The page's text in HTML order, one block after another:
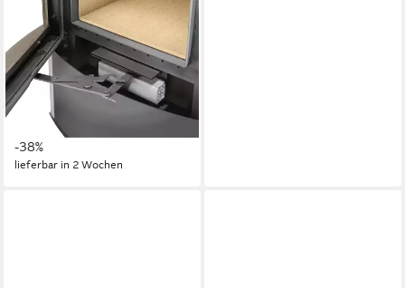
ORANIER
Kaminofen »Hektos Aqua«
10,5 kW Nennwärmeleistung
90 % Wirkungsgrad
200 m³ max. Raumheizvermögen
Produktdatenblatt
4.965,97 €
-38%
lieferbar in 2 Wochen